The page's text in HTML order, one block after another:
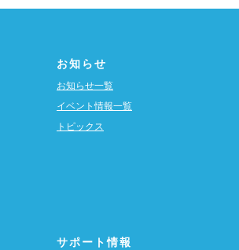
お知らせ
お知らせ一覧
イベント情報一覧
トピックス
サポート情報